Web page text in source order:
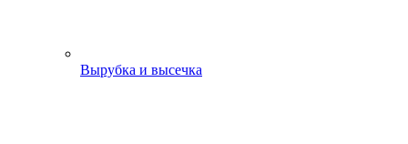
Вырубка и высечка